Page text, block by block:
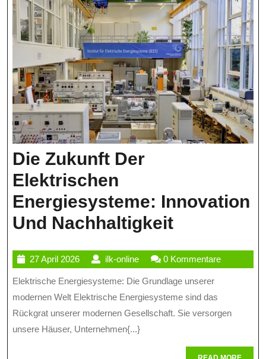
Die Zukunft Der
Elektrischen
Energiesysteme: Innovation
Und NachhaltigkeitDie
Der
Und
27 April 202627
April
2026
ilk-onlineilk-
online
0 Kommentare
Elektrische Energiesysteme: Die Grundlage unserer
modernen Welt Elektrische Energiesysteme sind das
Rückgrat unserer modernen Gesellschaft. Sie versorgen
unsere Häuser, Unternehmen{...}
READ